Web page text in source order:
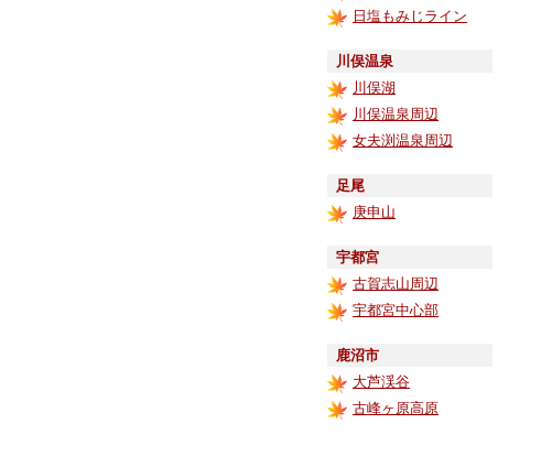
日塩もみじライン
川俣温泉
川俣湖
川俣温泉周辺
女夫渕温泉周辺
足尾
庚申山
宇都宮
古賀志山周辺
宇都宮中心部
鹿沼市
大芦渓谷
古峰ヶ原高原